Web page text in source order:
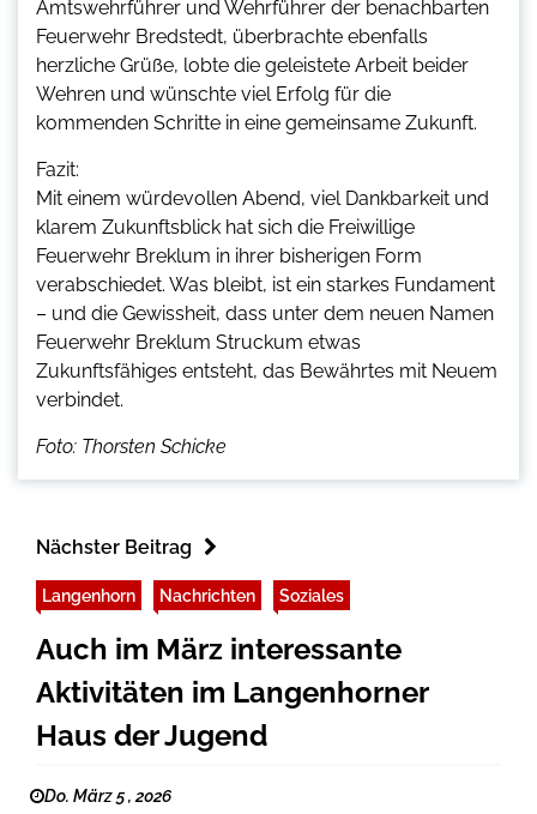
Amtswehrführer und Wehrführer der benachbarten
Feuerwehr Bredstedt, überbrachte ebenfalls
herzliche Grüße, lobte die geleistete Arbeit beider
Wehren und wünschte viel Erfolg für die
kommenden Schritte in eine gemeinsame Zukunft.
Fazit:
Mit einem würdevollen Abend, viel Dankbarkeit und
klarem Zukunftsblick hat sich die Freiwillige
Feuerwehr Breklum in ihrer bisherigen Form
verabschiedet. Was bleibt, ist ein starkes Fundament
– und die Gewissheit, dass unter dem neuen Namen
Feuerwehr Breklum Struckum etwas
Zukunftsfähiges entsteht, das Bewährtes mit Neuem
verbindet.
Foto: Thorsten Schicke
Nächster Beitrag
Langenhorn Nachrichten Soziales
Auch im März interessante
Aktivitäten im Langenhorner
Haus der Jugend
Do. März 5 , 2026